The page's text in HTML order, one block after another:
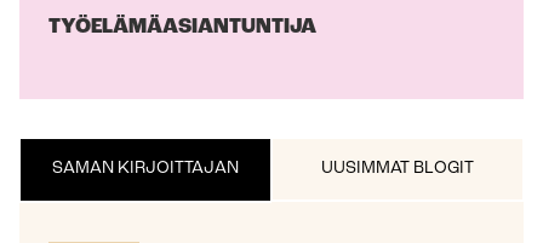
TYÖ­ELÄ­MÄ­ASIAN­TUN­TI­JA
SAMAN KIRJOITTAJAN UUSIMMAT BLOGIT